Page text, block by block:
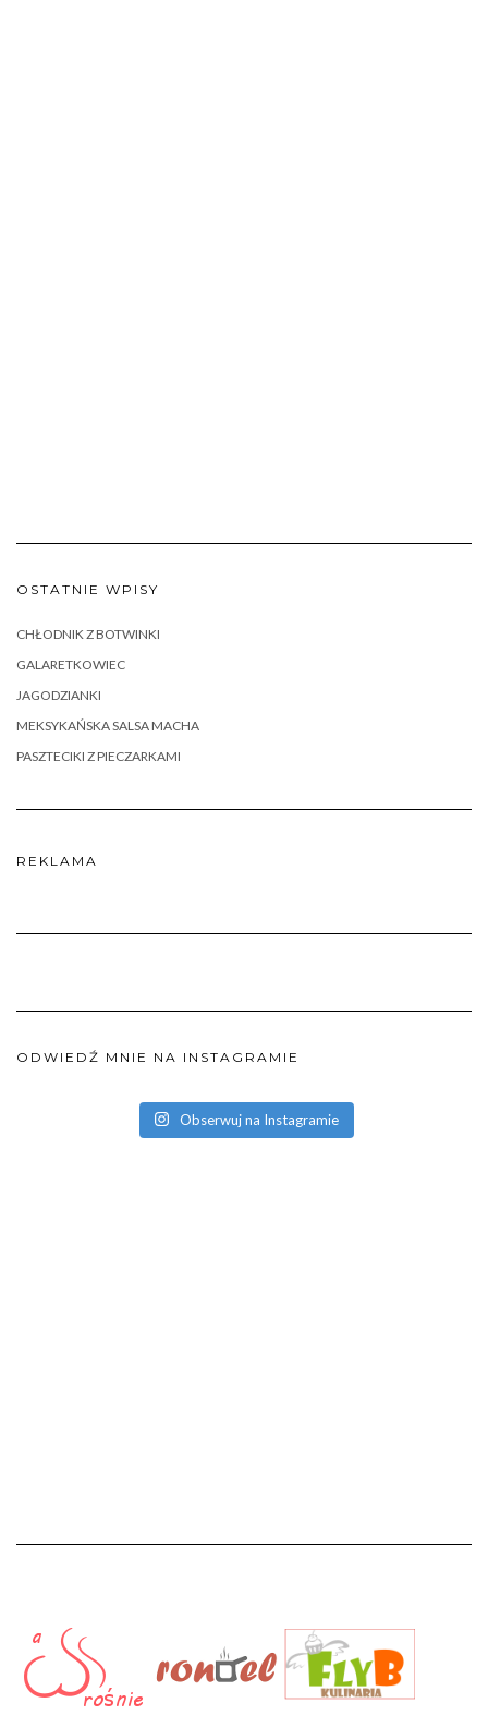
OSTATNIE WPISY
CHŁODNIK Z BOTWINKI
GALARETKOWIEC
JAGODZIANKI
MEKSYKAŃSKA SALSA MACHA
PASZTECIKI Z PIECZARKAMI
REKLAMA
ODWIEDŹ MNIE NA INSTAGRAMIE
Obserwuj na Instagramie